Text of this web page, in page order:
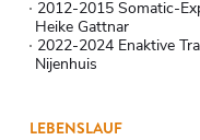
2012-2015 Somatic-
Heike Gattnar
2022-2024 Enaktive
Nijenhuis
LEBENSLAUF